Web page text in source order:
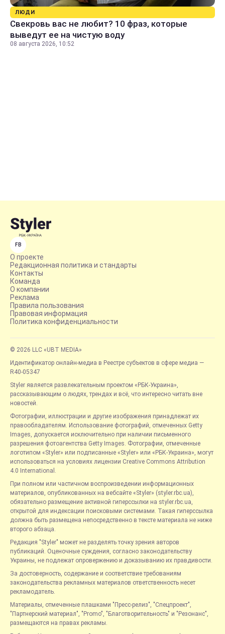
ЛЮДИ
Свекровь вас не любит? 10 фраз, которые
выведут ее на чистую воду
08 августа 2026, 10:52
FB
О проекте
Редакционная политика и стандарты
Контакты
Команда
О компании
Реклама
Правила пользования
Правовая информация
Политика конфиденциальности
© 2026 LLC «UBT MEDIA»
Идентификатор онлайн-медиа в Реестре субъектов в сфере медиа —
R40-05347
Styler является развлекательным проектом «РБК-Украина»,
рассказывающим о людях, трендах и всё, что интересно читать вне
новостей.
Фотографии, иллюстрации и другие изображения принадлежат их
правообладателям. Использование фотографий, отмеченных Getty
Images, допускается исключительно при наличии письменного
разрешения фотоагентства Getty Images. Фотографии, отмеченные
логотипом «Styler» или подписанные «Styler» или «РБК-Украина», могут
использоваться на условиях лицензии Creative Commons Attribution
4.0 International.
При полном или частичном воспроизведении информационных
материалов, опубликованных на вебсайте «Styler» (styler.rbc.ua),
обязательно размещение активной гиперссылки на styler.rbc.ua,
открытой для индексации поисковыми системами. Такая гиперссылка
должна быть размещена непосредственно в тексте материала не ниже
второго абзаца.
Редакция "Styler" может не разделять точку зрения авторов
публикаций. Оценочные суждения, согласно законодательству
Украины, не подлежат опровержению и доказыванию их правдивости.
За достоверность, содержание и соответствие требованиям
законодательства рекламных материалов ответственность несет
рекламодатель.
Материалы, отмеченные плашками "Пресс-релиз", "Спецпроект",
"Партнерский материал", "Promo", "Благотворительность" и "Резонанс",
размещаются на правах рекламы.